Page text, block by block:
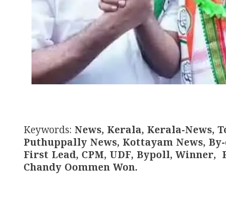
Keywords: News, Kerala, Kerala-News,
Puthuppally News, Kottayam News,
First Lead, CPM, UDF, Bypoll,
Chandy Oommen Won.